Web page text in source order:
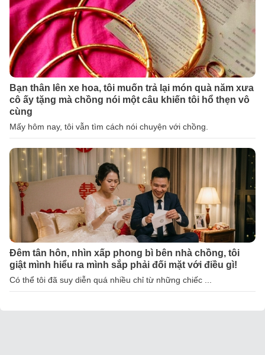
Bạn thân lên xe hoa, tôi muốn trả lại món quà năm xưa
cô ấy tặng mà chồng nói một câu khiến tôi hổ thẹn vô
cùng
Mấy hôm nay, tôi vẫn tìm cách nói chuyện với chồng.
Đêm tân hôn, nhìn xấp phong bì bên nhà chồng, tôi
giật mình hiểu ra mình sắp phải đối mặt với điều gì!
Có thể tôi đã suy diễn quá nhiều chỉ từ những chiếc ...